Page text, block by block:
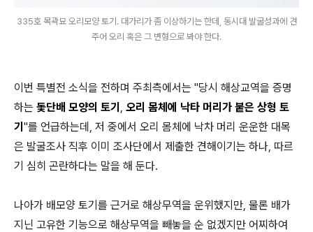
335호 목곽묘 오리모양 토기. 대가리가 좀 이상하기는 한데, 동시대 발굴성과에 견
주어 오리 혹은 그 변형으로 봐야 한다.
이번 특별전 소식을 전하며 주최측에서는 "당시 해상교역을 증명
하는 돛단배 모양의 토기 , 오리 몸체에 낙타 머리가 붙은 상형 토
기 "를 언급하는데, 저 중에서 오리 몸체에 낙차 머리 운운한 대목
은 발굴조사 직후 이미 조사단에서 제출한 견해이기는 하나, 따르
기 심히 곤란하다는 말을 해 둔다.
나아가 배모양 토기를 근거로 해상무역을 운위했지만, 물론 배가
지닌 고유한 기능으로 해상무역을 빼놓을 순 없겠지만 어찌하여